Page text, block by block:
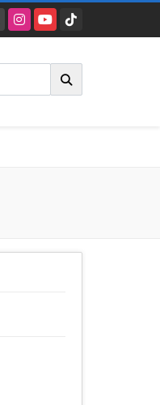
InstagramYouTubeTikTok